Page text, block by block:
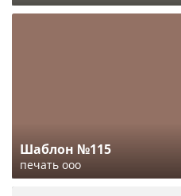
Шаблон №115
печать ооо